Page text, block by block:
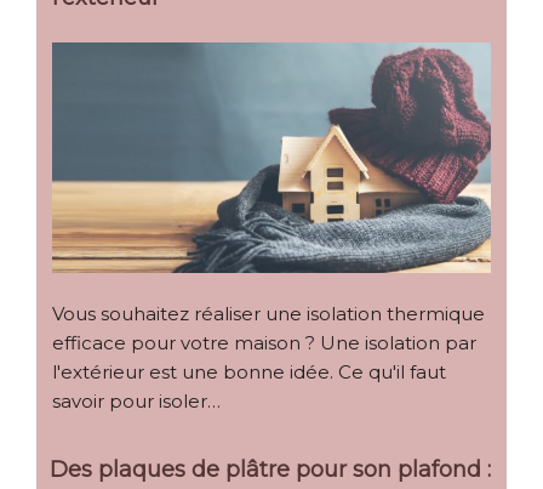
Vous souhaitez réaliser une isolation thermique
efficace pour votre maison ? Une isolation par
l'extérieur est une bonne idée. Ce qu'il faut
savoir pour isoler…
Des plaques de plâtre pour son plafond :